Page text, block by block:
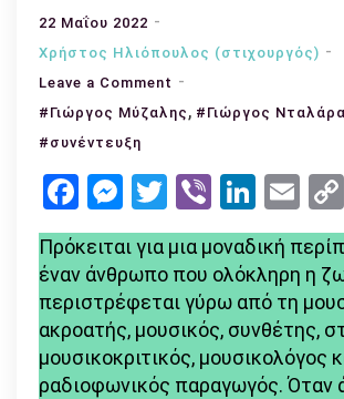
22 Μαΐου 2022
Χρήστος Ηλιόπουλος (στιχουργός)
Leave a Comment on
Συνέντευξη
Γιώργο
«Το
τραγούδι
είναι
φωτογραφία
της
εποχής
#Γιώργος Μύζαλης , #Γιώργος
#συνέντευξη
Facebook
Messenger
Twitter
Viber
Πρόκειται για μια μοναδική
έναν άνθρωπο που ολόκληρη η
περιστρέφεται γύρω από τη
ακροατής, μουσικός, συνθέτης,
μουσικοκριτικός, μουσικολόγος
ραδιοφωνικός παραγωγός. Όταν